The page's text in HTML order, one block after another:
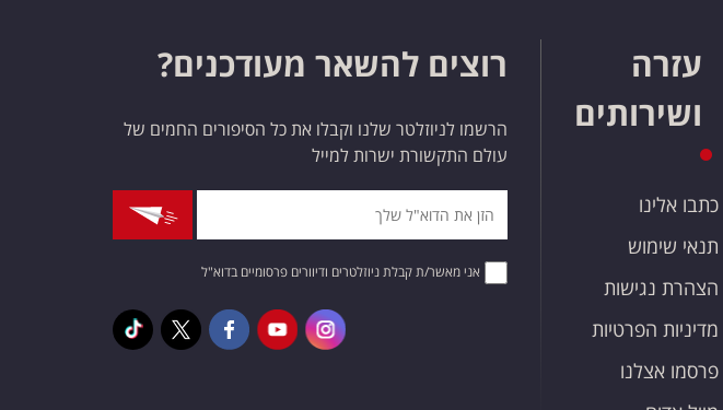
עזרה
ושירותים
כתבו אלינו
תנאי שימוש
הצהרת נגישות
מדיניות הפרטיות
פרסמו אצלנו
רוצים להשאר מעודכנים?
הרשמו לניוזלטר שלנו וקבלו את כל הסיפורים החמים של
עולם התקשורת ישרות למייל
אני מאשר/ת קבלת ניוזלטרים ודיוורים פרסומיים בדוא"ל